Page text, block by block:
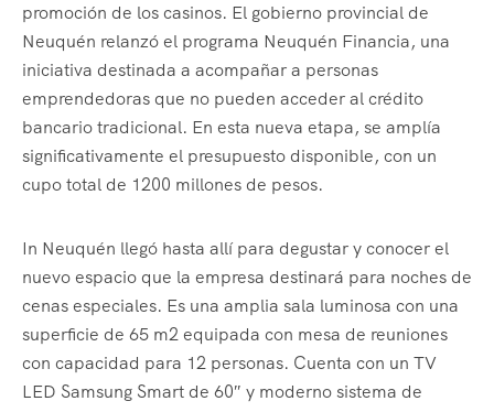
promoción de los casinos. El gobierno provincial de
Neuquén relanzó el programa Neuquén Financia, una
iniciativa destinada a acompañar a personas
emprendedoras que no pueden acceder al crédito
bancario tradicional. En esta nueva etapa, se amplía
significativamente el presupuesto disponible, con un
cupo total de 1200 millones de pesos.
In Neuquén llegó hasta allí para degustar y conocer el
nuevo espacio que la empresa destinará para noches de
cenas especiales. Es una amplia sala luminosa con una
superficie de 65 m2 equipada con mesa de reuniones
con capacidad para 12 personas. Cuenta con un TV
LED Samsung Smart de 60″ y moderno sistema de